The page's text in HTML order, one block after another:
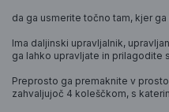
​​da ga usmerite točno tam, kjer
Ima daljinski upravljalnik,
ga lahko upravljate in prilagodite
Preprosto ga premaknite v
zahvaljujoč 4 koleščkom, s